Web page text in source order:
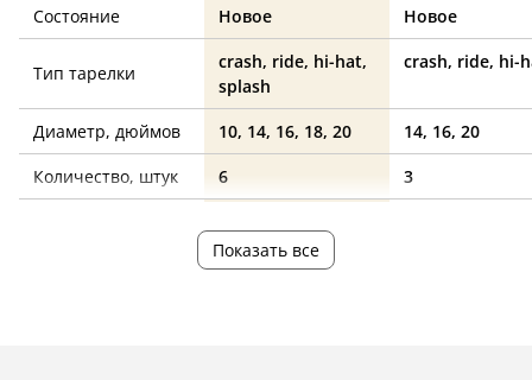
Состояние
Новое Новое
Тип тарелки
crash, ride, hi-hat,
splash
crash, ride, hi-
Диаметр, дюймов 10, 14, 16, 18, 20
14, 16, 20
Количество, штук
6
3
Показать все